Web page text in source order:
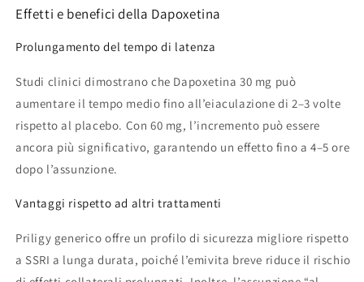
Effetti e benefici della Dapoxetina
Prolungamento del tempo di latenza
Studi clinici dimostrano che Dapoxetina 30 mg può
aumentare il tempo medio fino all’eiaculazione di 2–3 volte
rispetto al placebo. Con 60 mg, l’incremento può essere
ancora più significativo, garantendo un effetto fino a 4–5 ore
dopo l’assunzione.
Vantaggi rispetto ad altri trattamenti
Priligy generico offre un profilo di sicurezza migliore rispetto
a SSRI a lunga durata, poiché l’emivita breve riduce il rischio